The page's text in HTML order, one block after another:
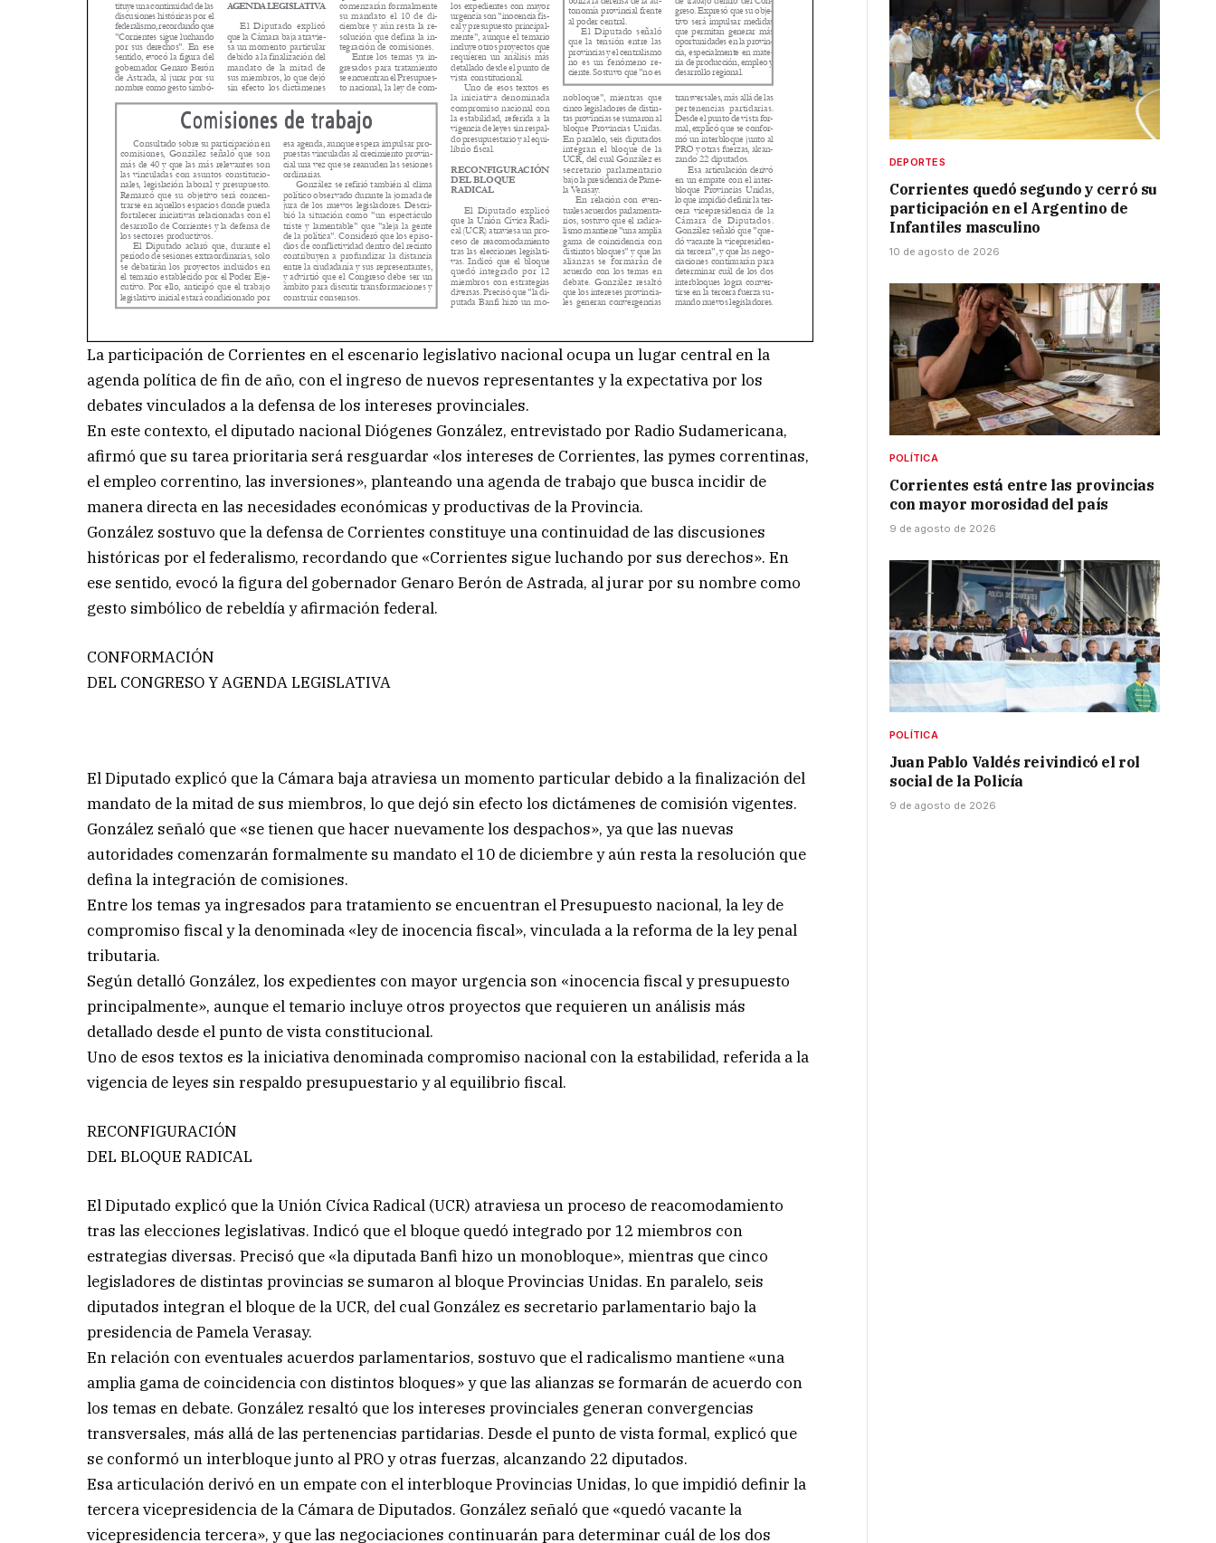
La participación de Corrientes en el escenario legislativo nacional ocupa un lugar central en la
agenda política de fin de año, con el ingreso de nuevos representantes y la expectativa por los
debates vinculados a la defensa de los intereses provinciales.
En este contexto, el diputado nacional Diógenes González, entrevistado por Radio Sudamericana,
afirmó que su tarea prioritaria será resguardar «los intereses de Corrientes, las pymes correntinas,
el empleo correntino, las inversiones», planteando una agenda de trabajo que busca incidir de
manera directa en las necesidades económicas y productivas de la Provincia.
González sostuvo que la defensa de Corrientes constituye una continuidad de las discusiones
históricas por el federalismo, recordando que «Corrientes sigue luchando por sus derechos». En
ese sentido, evocó la figura del gobernador Genaro Berón de Astrada, al jurar por su nombre como
gesto simbólico de rebeldía y afirmación federal.
CONFORMACIÓN
DEL CONGRESO Y AGENDA LEGISLATIVA
El Diputado explicó que la Cámara baja atraviesa un momento particular debido a la finalización del
mandato de la mitad de sus miembros, lo que dejó sin efecto los dictámenes de comisión vigentes.
González señaló que «se tienen que hacer nuevamente los despachos», ya que las nuevas
autoridades comenzarán formalmente su mandato el 10 de diciembre y aún resta la resolución que
defina la integración de comisiones.
Entre los temas ya ingresados para tratamiento se encuentran el Presupuesto nacional, la ley de
compromiso fiscal y la denominada «ley de inocencia fiscal», vinculada a la reforma de la ley penal
tributaria.
Según detalló González, los expedientes con mayor urgencia son «inocencia fiscal y presupuesto
principalmente», aunque el temario incluye otros proyectos que requieren un análisis más
detallado desde el punto de vista constitucional.
Uno de esos textos es la iniciativa denominada compromiso nacional con la estabilidad, referida a la
vigencia de leyes sin respaldo presupuestario y al equilibrio fiscal.
RECONFIGURACIÓN
DEL BLOQUE RADICAL
El Diputado explicó que la Unión Cívica Radical (UCR) atraviesa un proceso de reacomodamiento
tras las elecciones legislativas. Indicó que el bloque quedó integrado por 12 miembros con
estrategias diversas. Precisó que «la diputada Banfi hizo un monobloque», mientras que cinco
legisladores de distintas provincias se sumaron al bloque Provincias Unidas. En paralelo, seis
diputados integran el bloque de la UCR, del cual González es secretario parlamentario bajo la
presidencia de Pamela Verasay.
En relación con eventuales acuerdos parlamentarios, sostuvo que el radicalismo mantiene «una
amplia gama de coincidencia con distintos bloques» y que las alianzas se formarán de acuerdo con
los temas en debate. González resaltó que los intereses provinciales generan convergencias
transversales, más allá de las pertenencias partidarias. Desde el punto de vista formal, explicó que
se conformó un interbloque junto al PRO y otras fuerzas, alcanzando 22 diputados.
Esa articulación derivó en un empate con el interbloque Provincias Unidas, lo que impidió definir la
tercera vicepresidencia de la Cámara de Diputados. González señaló que «quedó vacante la
vicepresidencia tercera», y que las negociaciones continuarán para determinar cuál de los dos
DEPORTES
Corrientes quedó segundo y cerró su
participación en el Argentino de
Infantiles masculino
10 de agosto de 2026
POLÍTICA
Corrientes está entre las provincias
con mayor morosidad del país
9 de agosto de 2026
POLÍTICA
Juan Pablo Valdés reivindicó el rol
social de la Policía
9 de agosto de 2026